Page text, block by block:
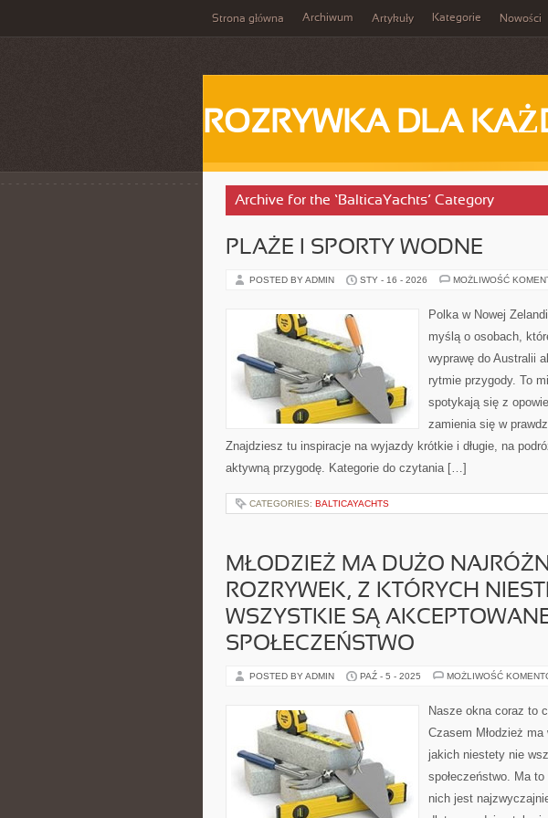
Strona główna Archiwum Artykuły Kategorie Nowości
ROZRYWKA DLA
Archive for the ‘BalticaYachts’ Category
PLAŻE I SPORTY WODNE
POSTED BY ADMIN STY - 16 - 2026 MOŻLIWOŚĆ
Polka w Nowej
myślą o osobach,
wyprawę do Australii
rytmie przygody. To
spotykają się z
zamienia się w
Znajdziesz tu inspiracje na wyjazdy krótkie i długie, na
aktywną przygodę. Kategorie do czytania […]
CATEGORIES: BALTICAYACHTS
MŁODZIEŻ MA DUŻO
ROZRYWEK, Z KTÓRYCH
WSZYSTKIE SĄ
SPOŁECZEŃSTWO
POSTED BY ADMIN PAŹ - 5 - 2025 MOŻLIWOŚĆ
Nasze okna coraz to
Czasem Młodzież
jakich niestety nie
społeczeństwo. Ma
nich jest